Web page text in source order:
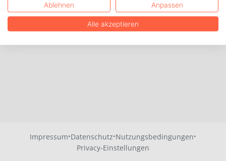
Impressum·Datenschutz·Nutzungsbedingungen·
Privacy-Einstellungen
Ablehnen Anpassen
Alle akzeptieren